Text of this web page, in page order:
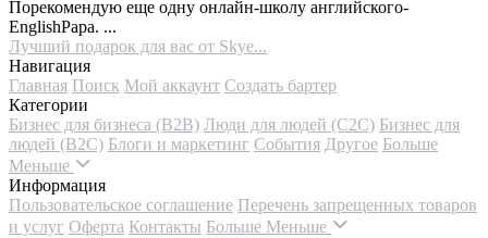
Порекомендую еще одну онлайн-школу английского-
EnglishPapa. ...
Лучший подарок для вас от Skye...
Навигация
Главная Поиск Мой аккаунт Создать бартер
Категории
Бизнес для бизнеса (B2B) Люди для людей (С2С) Бизнес для
людей (B2C) Блоги и маркетинг События Другое Больше
Меньше
Информация
Пользовательское соглашение Перечень запрещенных товаров
и услуг Оферта Контакты Больше Меньше